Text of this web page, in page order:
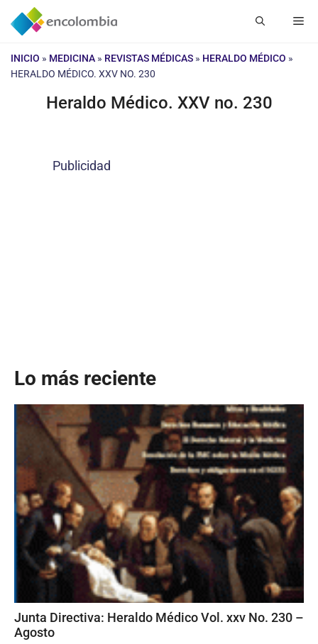
Saltar
INICIO » MEDICINA » REVISTAS MÉDICAS » HERALDO MÉDICO »
HERALDO MÉDICO. XXV NO. 230
Heraldo Médico. XXV no. 230
Publicidad
Lo más reciente
Junta Directiva: Heraldo Médico Vol. xxv No. 230 –
Agosto